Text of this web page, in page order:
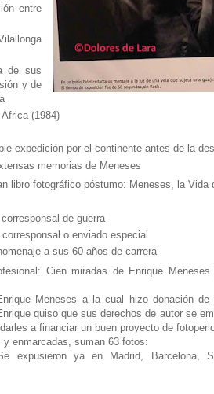
entre
de sus
y de
(1984)
expedición por el continente antes de la
memorias de Meneses
libro fotográfico póstumo: Meneses, la Vida
de guerra
o enviado especial
a sus 60 años de carrera
Cien miradas de Enrique
Meneses a la cual hizo donación de
quiso que sus derechos de autor se
a financiar un buen proyecto de
enmarcadas, suman 63 fotos:
ya en Madrid, Barcelona,